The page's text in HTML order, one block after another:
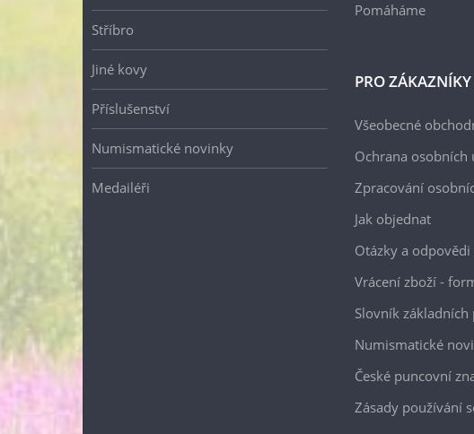
Stříbro
Jiné kovy
Příslušenství
Numismatické novinky
Medailéři
Pomáháme
PRO ZÁKAZNÍKY
Všeobecné
Ochrana osobních
Zpracování
Jak objednat
Otázky a odpovědi
Vrácení zboží -
Slovník základních
Numismatické
České puncovní
Zásady používání